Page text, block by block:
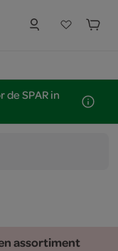
SPAR in
assortiment